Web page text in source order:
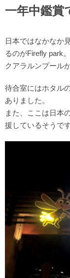
一年中鑑
日本ではなかなか
るのがFirefly park。
クアラルンプール
待合室にはホタル
ありました。
また、ここは日本
援しているそうです